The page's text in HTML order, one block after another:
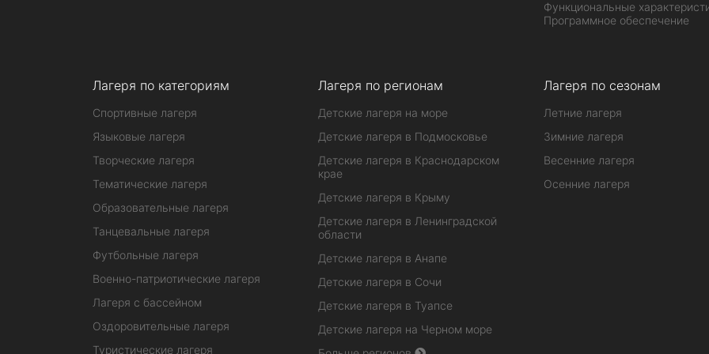
Функциональные
Программное обеспечение
Лагеря по категориям
Спортивные лагеря
Языковые лагеря
Творческие лагеря
Тематические лагеря
Образовательные лагеря
Танцевальные лагеря
Футбольные лагеря
Военно-патриотические лагеря
Лагеря с бассейном
Оздоровительные лагеря
Туристические лагеря
Лагеря по регионам
Детские лагеря на море
Детские лагеря в Подмосковье
Детские лагеря в Краснодарском
крае
Детские лагеря в Крыму
Детские лагеря в Ленинградской
области
Детские лагеря в Анапе
Детские лагеря в Сочи
Детские лагеря в Туапсе
Детские лагеря на Черном море
Лагеря по сезонам
Летние лагеря
Зимние лагеря
Весенние лагеря
Осенние лагеря